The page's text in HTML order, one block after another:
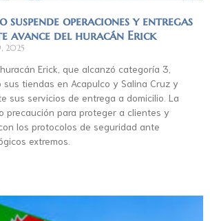
operaciones y entregas
avance del huracán Erick
2025
Erick, que alcanzó categoría 3,
sus tiendas en Acapulco y Salina Cruz y
sus servicios de entrega a domicilio. La
precaución para proteger a clientes y
los protocolos de seguridad ante
extremos.